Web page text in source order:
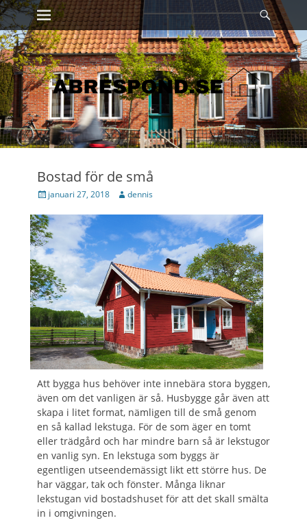
Skip
to
content
Primary Menu Sök
Bostad för de små
Postedjanuari 27, 2018 Author
dennis
Att bygga hus behöver inte innebära stora byggen,
även om det vanligen är så. Husbygge går även att
skapa i litet format, nämligen till de små genom
en så kallad lekstuga. För de som äger en tomt
eller trädgård och har mindre barn så är lekstugor
en vanlig syn. En lekstuga som byggs är
egentligen utseendemässigt likt ett större hus. De
har väggar, tak och fönster. Många liknar
lekstugan vid bostadshuset för att det skall smälta
in i omgivningen.